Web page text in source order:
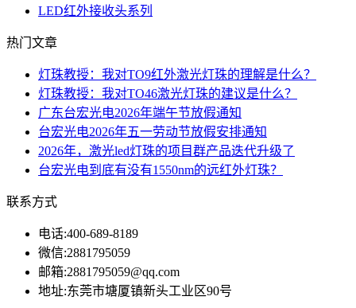
LED红外接收头系列
热门文章
灯珠教授：我对TO9红外激光灯珠的理解是什么？
灯珠教授：我对TO46激光灯珠的建议是什么？
广东台宏光电2026年端午节放假通知
台宏光电2026年五一劳动节放假安排通知
2026年，激光led灯珠的项目群产品迭代升级了
台宏光电到底有没有1550nm的远红外灯珠？
联系方式
电话:400-689-8189
微信:2881795059
邮箱:2881795059@qq.com
地址:东莞市塘厦镇新头工业区90号